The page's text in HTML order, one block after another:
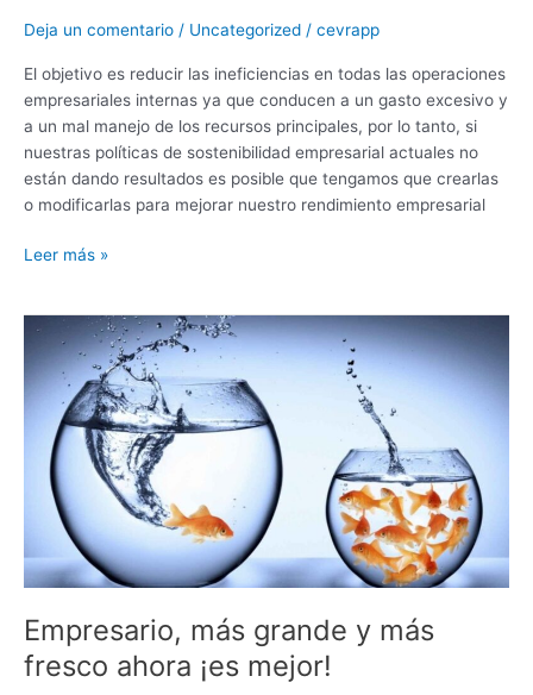
Deja un comentario / Uncategorized / cevrapp
El objetivo es reducir las ineficiencias en todas las operaciones
empresariales internas ya que conducen a un gasto excesivo y
a un mal manejo de los recursos principales, por lo tanto, si
nuestras políticas de sostenibilidad empresarial actuales no
están dando resultados es posible que tengamos que crearlas
o modificarlas para mejorar nuestro rendimiento empresarial
Leer más »
Empresario, más grande y más
fresco ahora ¡es mejor!
Empresario,
más
grande
fresco
ahora
mejor!